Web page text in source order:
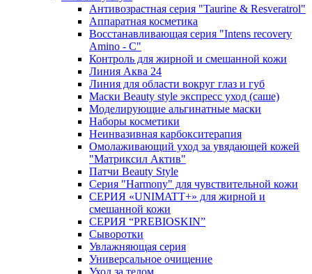
Антивозрастная серия "Taurine & Resveratrol"
Аппаратная косметика
Восстанавливающая серия "Intens recovery
Amino - C"
Контроль для жирной и смешанной кожи
Линия Аква 24
Линия для области вокруг глаз и губ
Маски Beauty style экспресс уход (саше)
Моделирующие альгинатные маски
Наборы косметики
Неинвазивная карбокситерапия
Омолаживающий уход за увядающей кожей
"Матриксил Актив"
Патчи Beauty Style
Серия "Harmony" для чувствительной кожи
СЕРИЯ «UNIMATT+» для жирной и
смешанной кожи
СЕРИЯ “PREBIOSKIN”
Сыворотки
Увлажняющая серия
Универсальное очищение
Уход за телом